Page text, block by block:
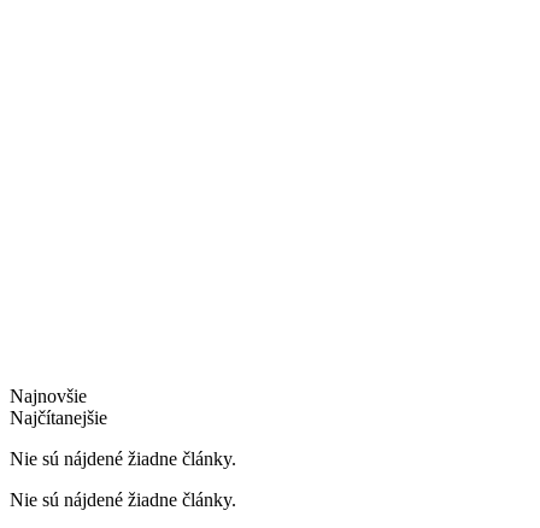
Najnovšie
Najčítanejšie
Nie sú nájdené žiadne články.
Nie sú nájdené žiadne články.